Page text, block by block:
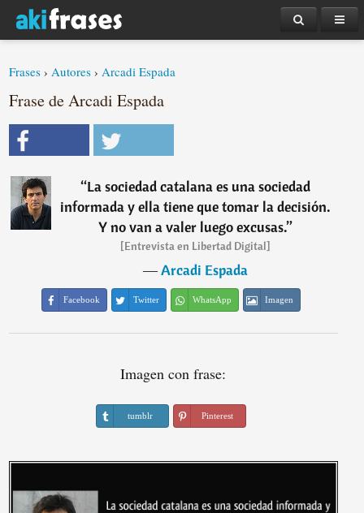
Frases ›Autores ›Arcadi Espada
Frase de Arcadi Espada
“La sociedad catalana es una sociedad
informada y ella tiene que tomar la decisión.
Y no van a valer luego excusas.”
[Entrevista en Libertad Digital]
―Arcadi Espada
Facebook Twitter WhatsApp Imagen
Imagen con frase:
tumblr Pinterest